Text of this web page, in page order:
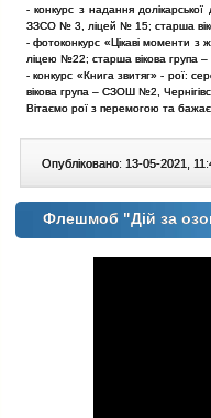
- конкурс з надання
ЗЗСО № 3, ліцей № 15; старша
- фотоконкурс «Цікаві моменти з
ліцею №22; старша вікова
- конкурс «Книга звитяг» - рої:
вікова група – СЗОШ №2,
Вітаємо рої з перемогою та
Опубліковано: 13-05-2021,
Флешмоб "Дій за